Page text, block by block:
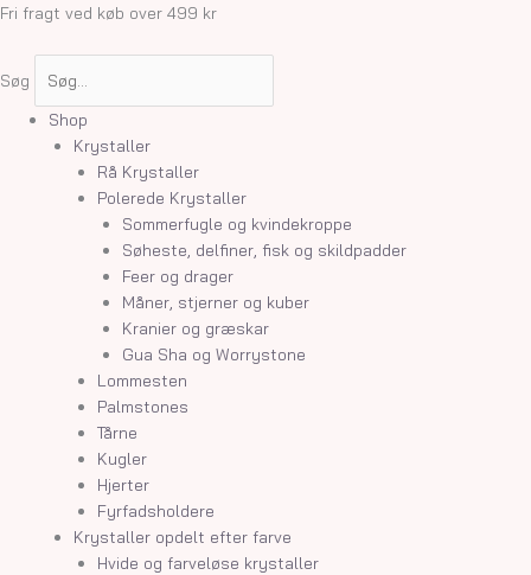
Gå
Fri fragt ved køb over 499 kr
Søg
Shop
Krystaller
Rå Krystaller
Polerede Krystaller
Sommerfugle og kvindekroppe
Søheste, delfiner, fisk og skildpadder
Feer og drager
Måner, stjerner og kuber
Kranier og græskar
Gua Sha og Worrystone
Lommesten
Palmstones
Tårne
Kugler
Hjerter
Fyrfadsholdere
Krystaller opdelt efter farve
Hvide og farveløse krystaller